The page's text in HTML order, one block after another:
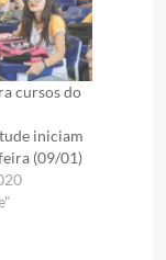
cursos do
iniciam
(09/01)